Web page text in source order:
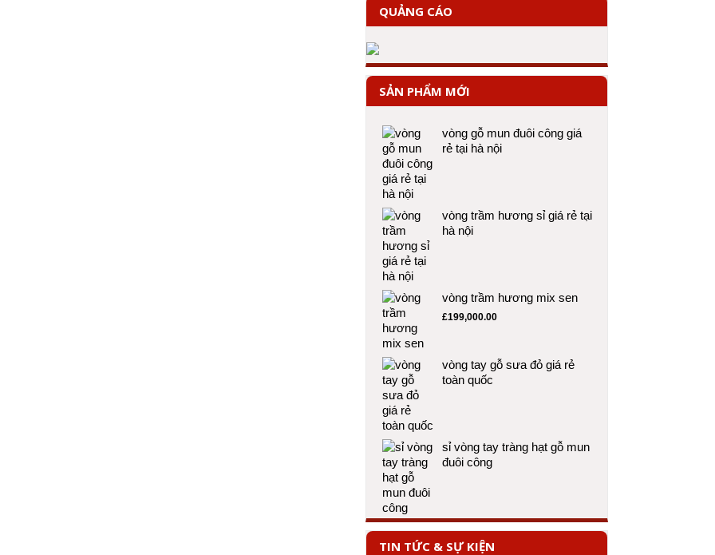
QUẢNG CÁO
SẢN PHẨM MỚI
vòng gỗ mun đuôi công giá
rẻ tại hà nội
vòng trầm hương sỉ giá rẻ tại
hà nội
vòng trầm hương mix sen
£199,000.00
vòng tay gỗ sưa đỏ giá rẻ
toàn quốc
sỉ vòng tay tràng hạt gỗ mun
đuôi công
TIN TỨC & SỰ KIỆN